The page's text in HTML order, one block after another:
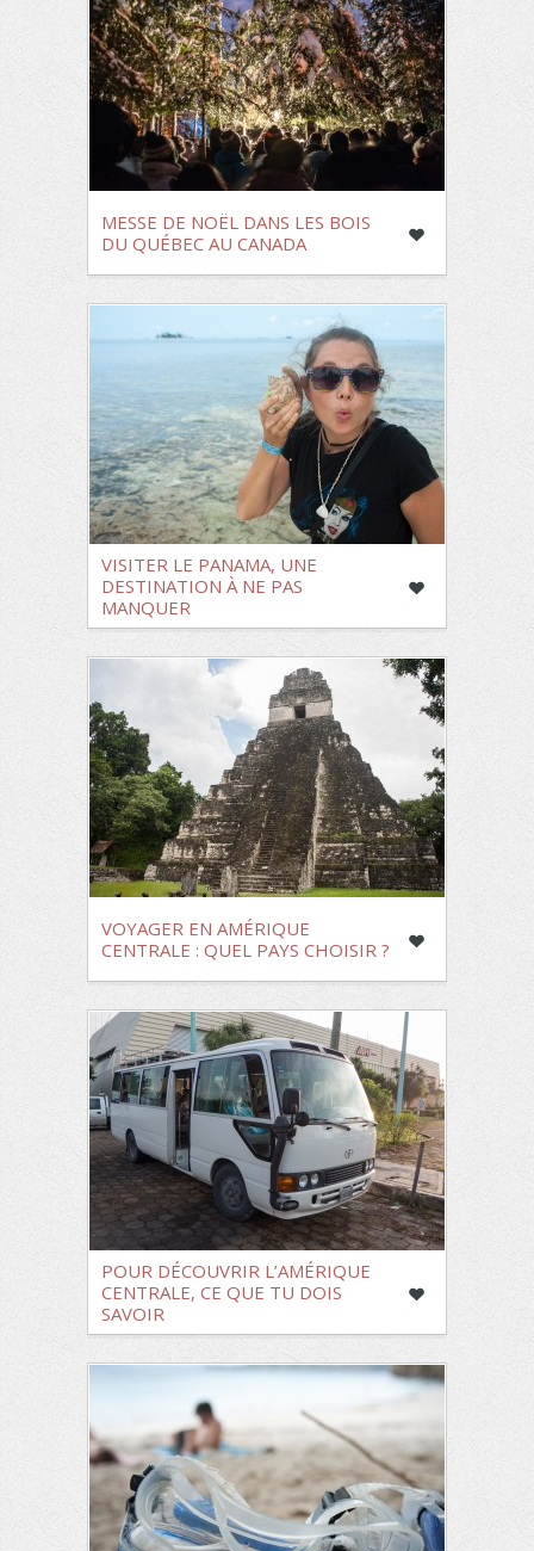
MESSE DE NOËL DANS LES BOIS
DU QUÉBEC AU CANADA
VISITER LE PANAMA, UNE
DESTINATION À NE PAS
MANQUER
VOYAGER EN AMÉRIQUE
CENTRALE : QUEL PAYS CHOISIR ?
POUR DÉCOUVRIR L’AMÉRIQUE
CENTRALE, CE QUE TU DOIS
SAVOIR